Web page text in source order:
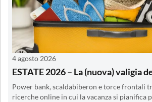
4 agosto 2026
ESTATE 2026 – La (nuova) valigia
Power bank, scaldabiberon e torce frontali
ricerche online in cui la vacanza si pianifica